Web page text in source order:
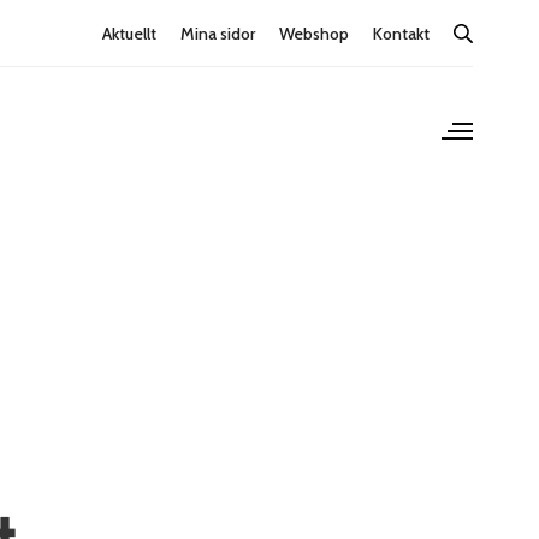
Aktuellt Mina sidor Webshop Kontakt